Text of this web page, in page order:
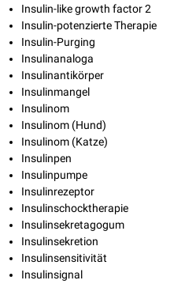
Insulin-like growth factor 2
Insulin-potenzierte Therapie
Insulin-Purging
Insulinanaloga
Insulinantikörper
Insulinmangel
Insulinom
Insulinom (Hund)
Insulinom (Katze)
Insulinpen
Insulinpumpe
Insulinrezeptor
Insulinschocktherapie
Insulinsekretagogum
Insulinsekretion
Insulinsensitivität
Insulinsignal